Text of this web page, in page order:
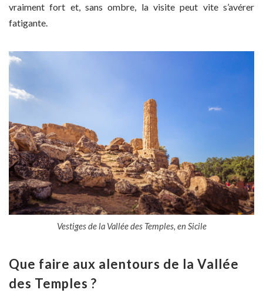
vraiment fort et, sans ombre, la visite peut vite s’avérer
fatigante.
Vestiges de la Vallée des Temples, en Sicile
Que faire aux alentours de la Vallée
des Temples ?